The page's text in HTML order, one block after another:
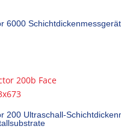
6000
200 Ultraschall-